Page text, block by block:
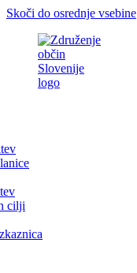
Skoči do osrednje vsebine
cilji